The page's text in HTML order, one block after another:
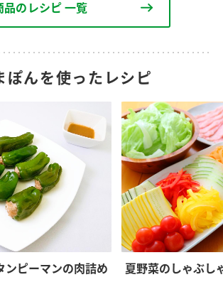
品のレシピ 一覧
ぽんを使ったレシピ
ンピーマンの肉詰め 夏野菜のしゃぶし